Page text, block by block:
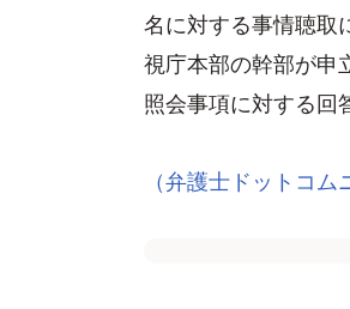
名に対する事情聴取
視庁本部の幹部が申
照会事項に対する回
（弁護士ドットコム